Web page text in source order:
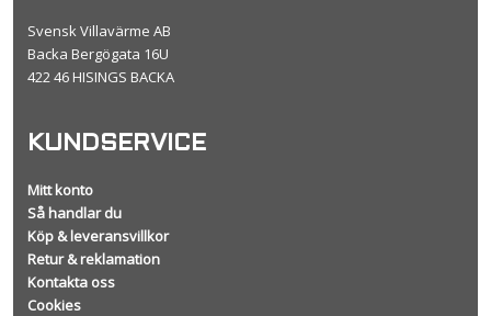
Svensk Villavärme AB
Backa Bergögata 16U
422 46 HISINGS BACKA
KUNDSERVICE
Mitt konto
Så handlar du
Köp & leveransvillkor
Retur & reklamation
Kontakta oss
Cookies